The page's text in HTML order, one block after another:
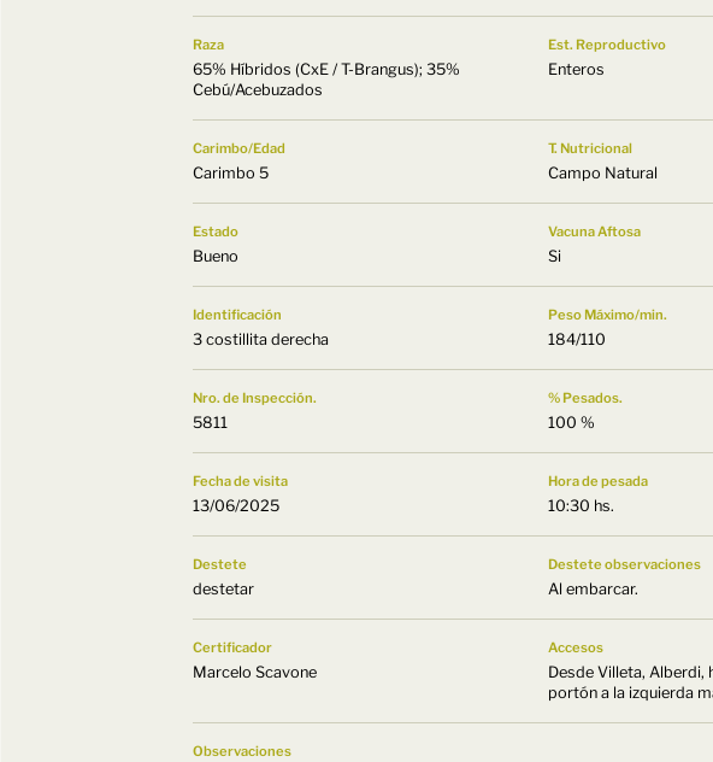
Raza
65% Híbridos (CxE / T-Brangus); 35%
Cebú/Acebuzados
Est. Reproductivo
Enteros
Carimbo/Edad
Carimbo 5
T. Nutricional
Campo Natural
Estado
Bueno
Vacuna Aftosa
Si
Identificación
3 costillita derecha
Peso Máximo/min.
184/110
Nro. de Inspección.
5811
% Pesados.
100 %
Fecha de visita
13/06/2025
Hora de pesada
10:30 hs.
Destete
destetar
Destete observaciones
Al embarcar.
Certificador
Marcelo Scavone
Accesos
Desde Villeta, Alberdi,
portón a la izquierda
Observaciones